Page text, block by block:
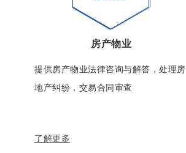
房产物业
提供房产物业法律咨询与解答，处理房
地产纠纷，交易合同审查
了解更多